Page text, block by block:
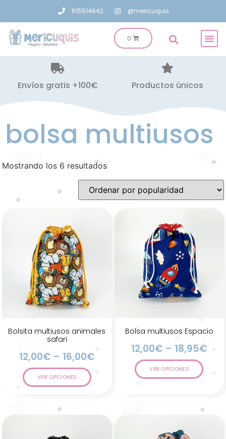
615514642 @mericuquis
Envíos gratis +100€ Productos únicos
bolsa multiusos
Mostrando los 6 resultados
Bolsita multiusos animales
safari
12,00€ – 16,00€
VER OPCIONES
Bolsa multiusos Espacio
12,00€ – 18,95€
VER OPCIONES